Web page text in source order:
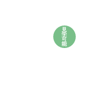
見
学
可
能